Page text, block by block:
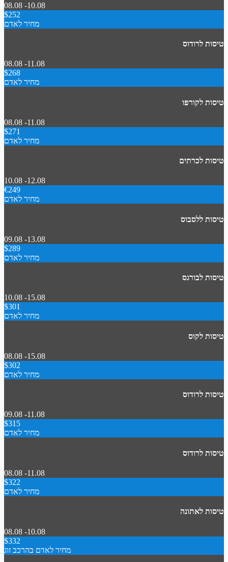
08.08 -10.08
$252
מחיר לאדם
טיסות לרודוס
08.08 -11.08
$268
מחיר לאדם
טיסות לקורפו
08.08 -11.08
$271
מחיר לאדם
טיסות לכרתים
10.08 -12.08
€249
מחיר לאדם
טיסות ללסבוס
09.08 -13.08
$289
מחיר לאדם
טיסות לבורגס
10.08 -15.08
$301
מחיר לאדם
טיסות לקוס
08.08 -15.08
$302
מחיר לאדם
טיסות לרודוס
09.08 -11.08
$315
מחיר לאדם
טיסות לרודוס
08.08 -11.08
$322
מחיר לאדם
טיסות לאתונה
08.08 -10.08
$332
מחיר לאדם בהרכב זוג